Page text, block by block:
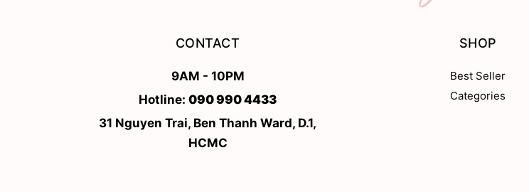
CONTACT
9AM - 10PM
Hotline: 090 990 4433
31 Nguyen Trai, Ben Thanh Ward, D.1,
HCMC
SHOP
Best Seller
Categories